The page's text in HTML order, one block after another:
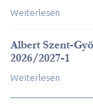
Weiterlesen
Albert Szent-
2026/2027-1
Weiterlesen